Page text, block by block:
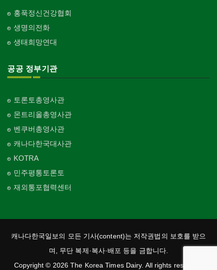
홍푹정신건강협회
생명의전화
생태희망연대
공공 정부기관
토론토총영사관
몬트리올총영사관
벤쿠버총영사관
캐나다한국대사관
KOTRA
민주평통토론토
재외통포협력센터
캐나다한국일보의 모든 기사(content)는 저작권법의 보호를 받으
며, 무단 복제·복사·배포 등을 금합니다.
Copyright © 2026 The Korea Times Dairy. All rights reserved.